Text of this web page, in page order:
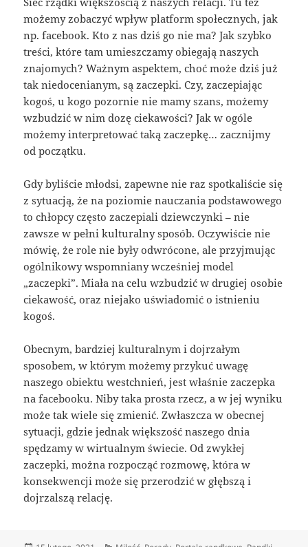
możemy zobaczyć wpływ platform społecznych, jak
np. facebook. Kto z nas dziś go nie ma? Jak szybko
treści, które tam umieszczamy obiegają naszych
znajomych? Ważnym aspektem, choć może dziś już
tak niedocenianym, są zaczepki. Czy, zaczepiając
kogoś, u kogo pozornie nie mamy szans, możemy
wzbudzić w nim dozę ciekawości? Jak w ogóle
możemy interpretować taką zaczepkę… zacznijmy
od początku.
Gdy byliście młodsi, zapewne nie raz spotkaliście się
z sytuacją, że na poziomie nauczania podstawowego
to chłopcy często zaczepiali dziewczynki – nie
zawsze w pełni kulturalny sposób. Oczywiście nie
mówię, że role nie były odwrócone, ale przyjmując
ogólnikowy wspomniany wcześniej model
„zaczepki”. Miała na celu wzbudzić w drugiej osobie
ciekawość, oraz niejako uświadomić o istnieniu
kogoś.
Obecnym, bardziej kulturalnym i dojrzałym
sposobem, w którym możemy przykuć uwagę
naszego obiektu westchnień, jest właśnie zaczepka
na facebooku. Niby taka prosta rzecz, a w jej wyniku
może tak wiele się zmienić. Zwłaszcza w obecnej
sytuacji, gdzie jednak większość naszego dnia
spędzamy w wirtualnym świecie. Od zwykłej
zaczepki, można rozpocząć rozmowę, która w
konsekwencji może się przerodzić w głębszą i
dojrzalszą relację.